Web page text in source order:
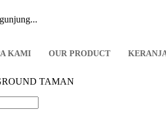
KAMI OUR PRODUCT
TAMAN